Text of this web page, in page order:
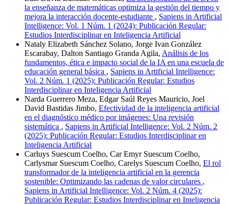
la enseñanza de matemáticas optimiza la gestión del tiempo y
mejora la interacción docente-estudiante , Sapiens in Artificial
Intelligence: Vol. 1 Núm. 1 (2024): Publicación Regular:
Estudios Interdisciplinar en Inteligencia Artificial
Nataly Elizabeth Sánchez Solano, Jorge Ivan González
Escarabay, Dalton Santiago Granda Agila, Análisis de los
fundamentos, ética e impacto social de la IA en una escuela de
educación general básica , Sapiens in Artificial Intelligence:
Vol. 2 Núm. 1 (2025): Publicación Regular: Estudios
Interdisciplinar en Inteligencia Artificial
Narda Guerrero Meza, Edgar Saúl Reyes Mauricio, Joel
David Bastidas Jimbo, Efectividad de la inteligencia artificial
en el diagnóstico médico por imágenes: Una revisión
sistemática , Sapiens in Artificial Intelligence: Vol. 2 Núm. 2
(2025): Publicación Regular: Estudios Interdisciplinar en
Inteligencia Artificial
Carluys Suescum Coelho, Car Emyr Suescum Coelho,
Carlysmar Suescum Coelho, Carelys Suescum Coelho, El rol
transformador de la inteligencia artificial en la gerencia
sostenible: Optimizando las cadenas de valor circulares ,
Sapiens in Artificial Intelligence: Vol. 2 Núm. 4 (2025):
Publicación Regular: Estudios Interdisciplinar en Inteligencia